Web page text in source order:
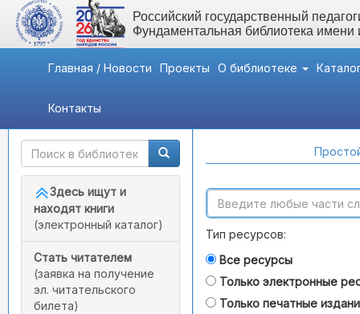
Российский государственный
Фундаментальная библиотека
Главная / Новости Проекты О библиотеке
Контакты
Быстрый доступ
Здесь ищут и
находят книги
(электронный каталог)
Стать читателем
(заявка на получение
эл. читательского
билета)
Тип ресурсов:
Все ресурсы
Только электронные
Только печатные